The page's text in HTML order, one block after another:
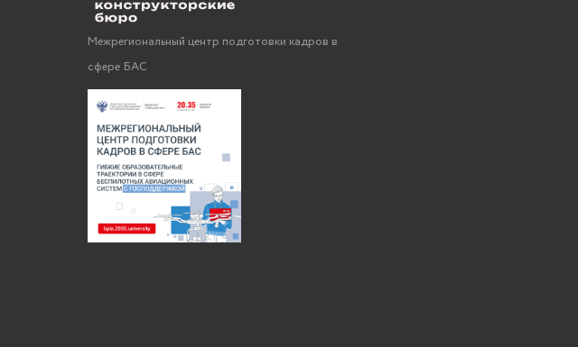
Межрегиональный центр подготовки кадров в
сфере БАС